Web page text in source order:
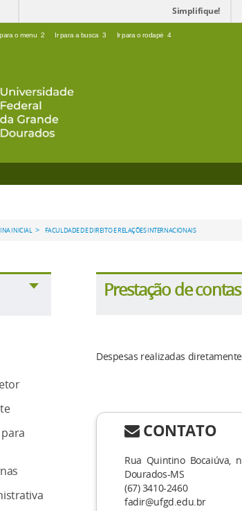
Simplifique!
o menu 2 Ir para a busca 3 Ir para o rodapé 4
INICIAL > FACULDADE DE DIREITO E RELAÇÕES INTERNACIONAIS
Prestação de contas
Despesas realizadas
CONTATO
Rua Quintino Bocaiúva,
Dourados-MS
(67) 3410-2460
fadir@ufgd.edu.br